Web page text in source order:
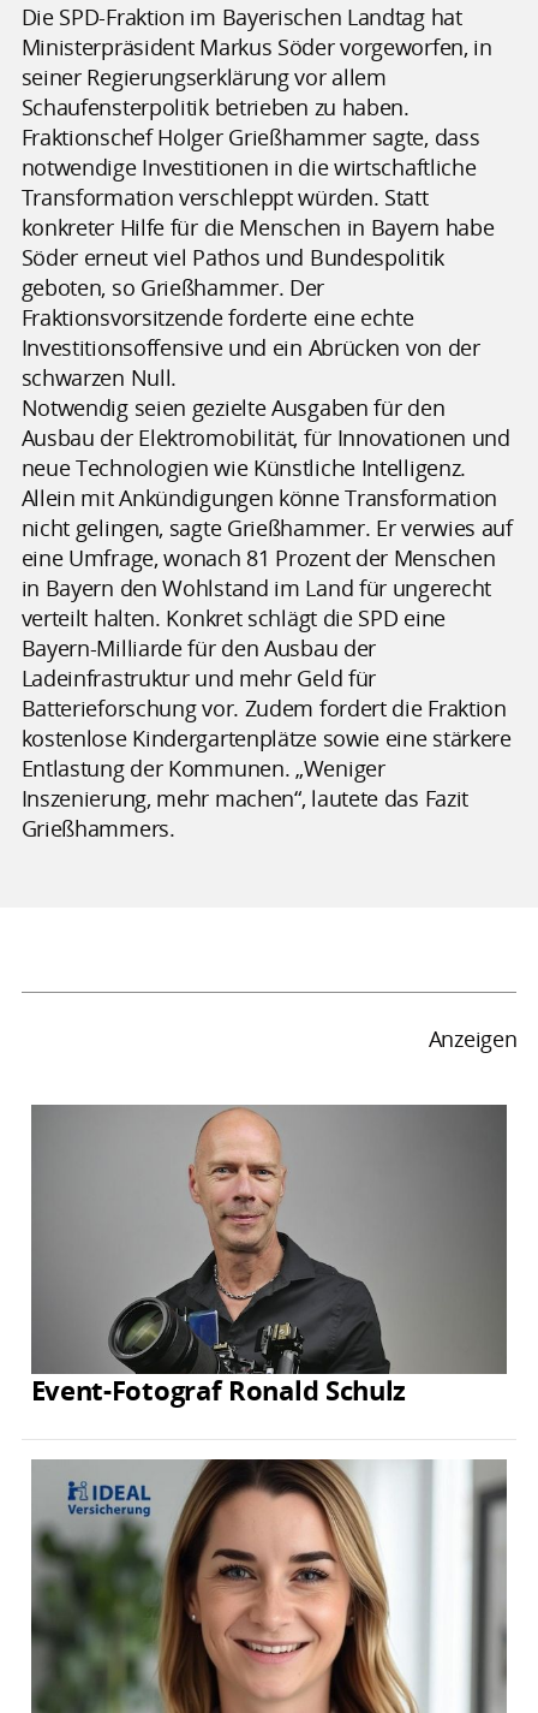
Die SPD-Fraktion im Bayerischen Landtag hat
Ministerpräsident Markus Söder vorgeworfen, in
seiner Regierungserklärung vor allem
Schaufensterpolitik betrieben zu haben.
Fraktionschef Holger Grießhammer sagte, dass
notwendige Investitionen in die wirtschaftliche
Transformation verschleppt würden. Statt
konkreter Hilfe für die Menschen in Bayern habe
Söder erneut viel Pathos und Bundespolitik
geboten, so Grießhammer. Der
Fraktionsvorsitzende forderte eine echte
Investitionsoffensive und ein Abrücken von der
schwarzen Null.
Notwendig seien gezielte Ausgaben für den
Ausbau der Elektromobilität, für Innovationen und
neue Technologien wie Künstliche Intelligenz.
Allein mit Ankündigungen könne Transformation
nicht gelingen, sagte Grießhammer. Er verwies auf
eine Umfrage, wonach 81 Prozent der Menschen
in Bayern den Wohlstand im Land für ungerecht
verteilt halten. Konkret schlägt die SPD eine
Bayern-Milliarde für den Ausbau der
Ladeinfrastruktur und mehr Geld für
Batterieforschung vor. Zudem fordert die Fraktion
kostenlose Kindergartenplätze sowie eine stärkere
Entlastung der Kommunen. „Weniger
Inszenierung, mehr machen“, lautete das Fazit
Grießhammers.
Anzeigen
Event-Fotograf Ronald Schulz